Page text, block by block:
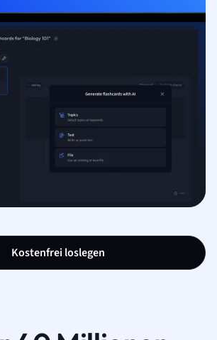
Kostenfrei loslegen